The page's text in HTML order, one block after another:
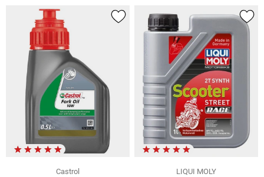
Castrol
LIQUI MOLY